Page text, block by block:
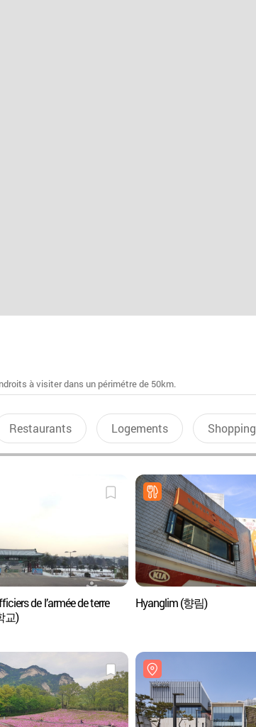
à visiter dans un périmétre de 50km.
Restaurants Logements Shopping
de l’armée de terre
교)
Hyanglim (향림)